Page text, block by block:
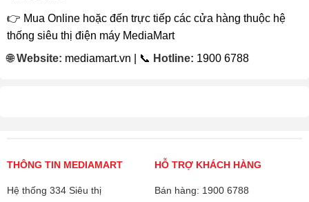
👉 Mua Online hoặc đến trực tiếp các cửa hàng thuộc hệ
thống siêu thị điện máy MediaMart
🌐Website: mediamart.vn | 📞 Hotline: 1900 6788
THÔNG TIN MEDIAMART
Hệ thống 334 Siêu thị
HỖ TRỢ KHÁCH HÀNG
Bán hàng: 1900 6788